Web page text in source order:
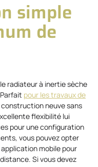
simple
de
radiateur à inertie sèche
pour les travaux de
construction neuve sans
flexibilité lui
pour une configuration
vous pouvez opter
mobile pour
Si vous devez